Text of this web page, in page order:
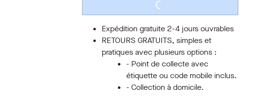
LOADING...
Expédition gratuite 2-4 jours ouvrables
RETOURS GRATUITS, simples et
pratiques avec plusieurs options :
- Point de collecte avec
étiquette ou code mobile inclus.
- Collection à domicile.